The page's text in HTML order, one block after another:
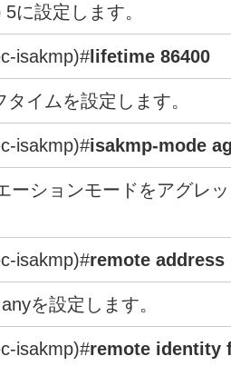
に設定します。
isakmp)#lifetime 86400
イムを設定します。
isakmp)#isakmp-mode
ーションモードをアグレ
isakmp)#remote address
を設定します。
isakmp)#remote identity